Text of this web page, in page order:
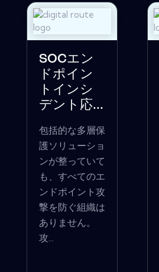
SOCエン
ドポイン
トインシ
デント応...
包括的な多層保
護ソリューショ
ンが整っていて
も、すべてのエ
ンドポイント攻
撃を防ぐ組織は
ありません。
攻...